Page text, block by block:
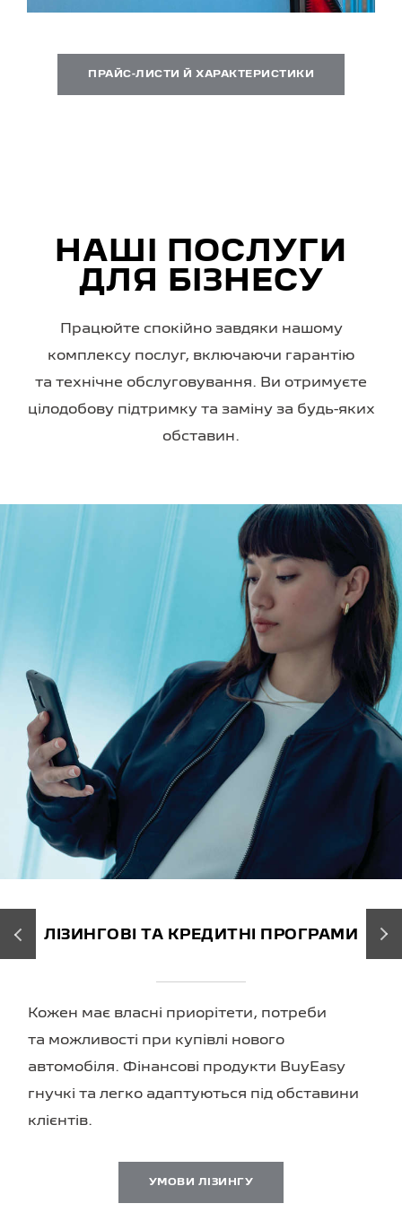
ПРАЙС-ЛИСТИ Й ХАРАКТЕРИСТИКИ
НАШІ ПОСЛУГИ
ДЛЯ БІЗНЕСУ
Працюйте спокійно завдяки нашому
комплексу послуг, включаючи гарантію
та технічне обслуговування. Ви отримуєте
цілодобову підтримку та заміну за будь-яких
обставин.
ЛІЗИНГОВІ ТА КРЕДИТНІ ПРОГРАМИ
Кожен має власні приорітети, потреби
та можливості при купівлі нового
автомобіля. Фінансові продукти BuyEasy
гнучкі та легко адаптуються під обставини
клієнтів.
УМОВИ ЛІЗИНГУ
‹ ›